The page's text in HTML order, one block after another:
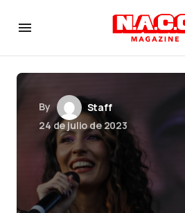
By
Staff
24 de julio de 2023